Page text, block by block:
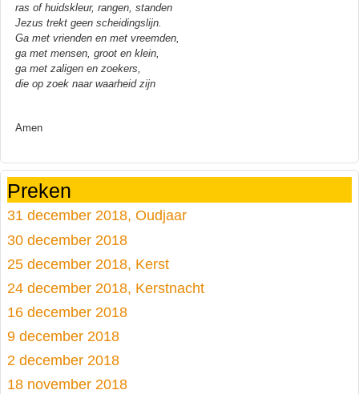
ras of huidskleur, rangen, standen
Jezus trekt geen scheidingslijn.
Ga met vrienden en met vreemden,
ga met mensen, groot en klein,
ga met zaligen en zoekers,
die op zoek naar waarheid zijn
Amen
Preken
31 december 2018, Oudjaar
30 december 2018
25 december 2018, Kerst
24 december 2018, Kerstnacht
16 december 2018
9 december 2018
2 december 2018
18 november 2018